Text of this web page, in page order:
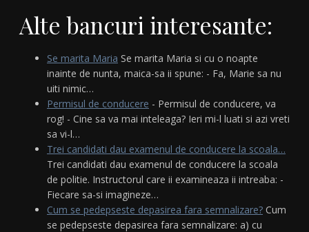
Alte bancuri interesante:
Se marita Maria Se marita Maria si cu o noapte
inainte de nunta, maica-sa ii spune: - Fa, Marie sa nu
uiti nimic…
Permisul de conducere - Permisul de conducere, va
rog! - Cine sa va mai inteleaga? Ieri mi-l luati si azi vreti
sa vi-l…
Trei candidati dau examenul de conducere la scoala…
Trei candidati dau examenul de conducere la scoala
de politie. Instructorul care ii examineaza ii intreaba: -
Fiecare sa-si imagineze…
Cum se pedepseste depasirea fara semnalizare? Cum
se pedepseste depasirea fara semnalizare: a) cu